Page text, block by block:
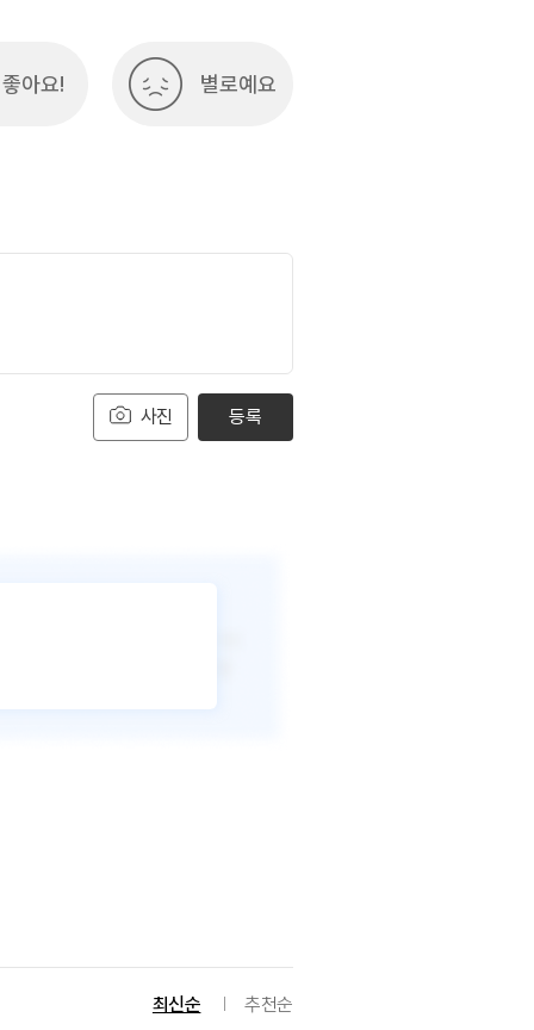
좋아요! 별로예요
사진 등록
최신순 추천순